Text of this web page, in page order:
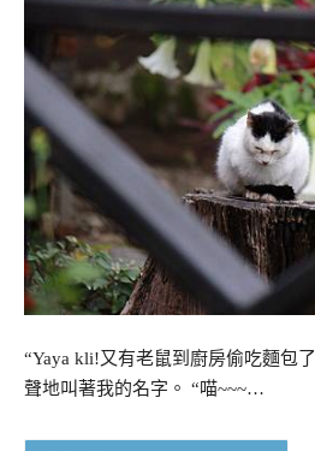
“Yaya kli!又有老鼠到廚房偷吃麵包
聲地叫著我的名字。 “喵~~~…